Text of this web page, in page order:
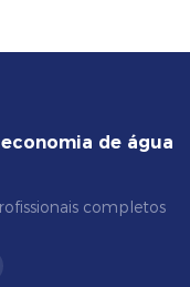
de água
completos